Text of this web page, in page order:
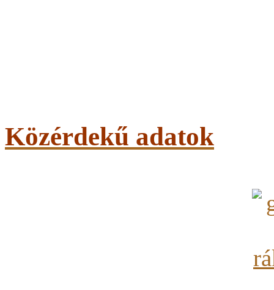
Közérdekű adatok